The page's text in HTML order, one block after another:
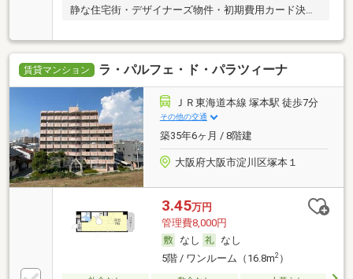
静な住宅街・デザイナーズ物件・初期費用カード決済
賃貸マンション ラ・パルフェ・ド・パラツィーナ
ＪＲ東海道本線 塚本駅 徒歩7分
その他の交通
築35年6ヶ月 / 8階建
大阪府大阪市淀川区塚本１
3.45万円
管理費8,000円
なし
なし
5階 / ワンルーム（16.8m2）